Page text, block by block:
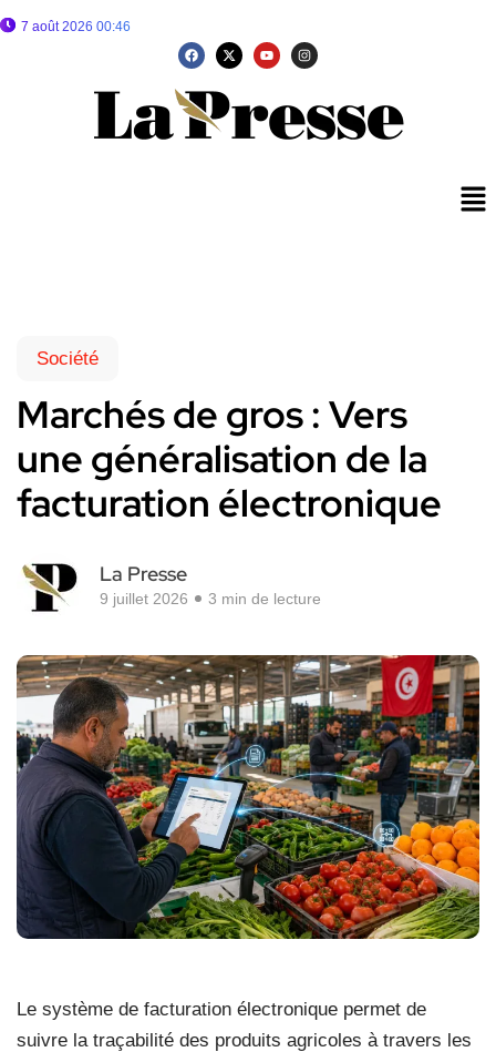
7 août 2026 00:46
Société
Marchés de gros : Vers
une généralisation de la
facturation électronique
La Presse
9 juillet 2026 3 min de lecture
Le système de facturation électronique permet de
suivre la traçabilité des produits agricoles à travers les